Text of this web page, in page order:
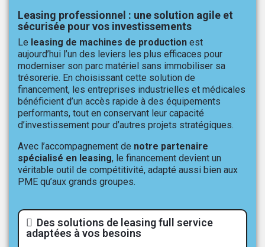
Leasing professionnel : une solution agile et
sécurisée pour vos investissements
Le leasing de machines de production est
aujourd’hui l’un des leviers les plus efficaces pour
moderniser son parc matériel sans immobiliser sa
trésorerie. En choisissant cette solution de
financement, les entreprises industrielles et médicales
bénéficient d’un accès rapide à des équipements
performants, tout en conservant leur capacité
d’investissement pour d’autres projets stratégiques.
Avec l’accompagnement de notre partenaire
spécialisé en leasing, le financement devient un
véritable outil de compétitivité, adapté aussi bien aux
PME qu’aux grands groupes.
Des solutions de leasing full service
adaptées à vos besoins